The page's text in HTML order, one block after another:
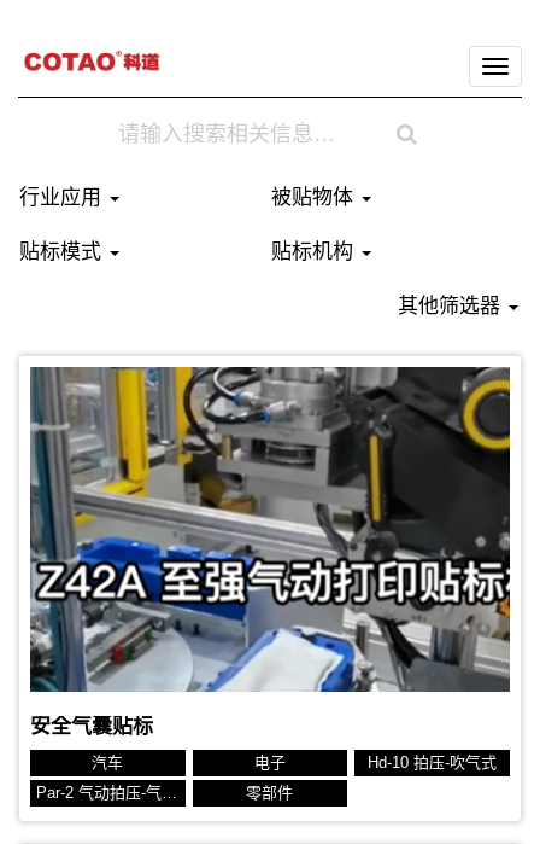
切
换
行业应用 被贴物体
贴标模式 贴标机构
其他筛选器
安全气囊贴标
汽车 电子
Hd-10 拍压-吹气式
Par-2 气动拍压-气动旋转
零部件